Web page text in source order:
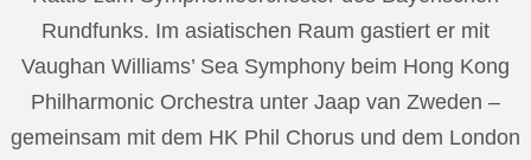
Rundfunks. Im asiatischen Raum gastiert er mit
Vaughan Williams’ Sea Symphony beim Hong Kong
Philharmonic Orchestra unter Jaap van Zweden –
gemeinsam mit dem HK Phil Chorus und dem London